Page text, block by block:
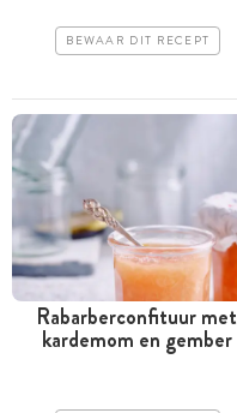
BEWAAR DIT RECEPT
Rabarberconfituur met
kardemom en gember